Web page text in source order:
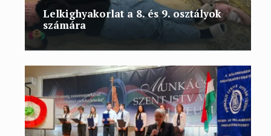
Lelkighyakorlat a 8. és 9. osztályok
számára